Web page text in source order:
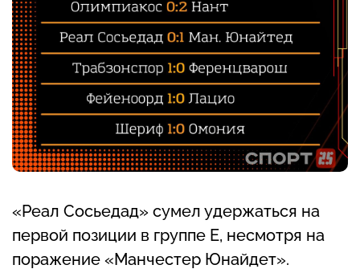
«Реал Сосьедад» сумел удержаться на
первой позиции в группе E, несмотря на
поражение «Манчестер Юнайдет».